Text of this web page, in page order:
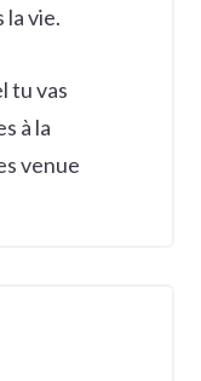
la vie.
tu vas
à la
venue